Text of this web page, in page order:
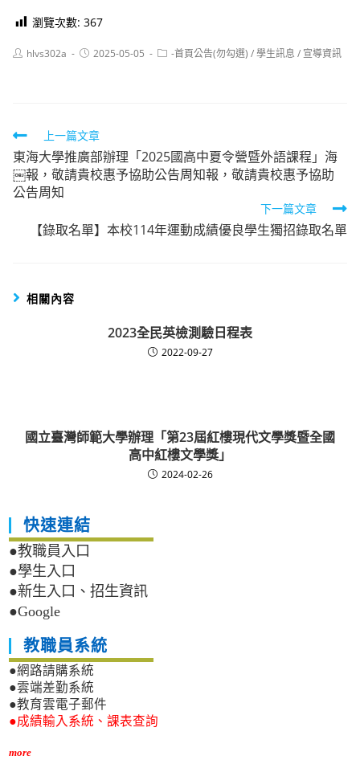
瀏覽次數: 367
Posthlvs302a
Post2025-05-05
Post-首頁公告(勿勾選) /學生訊息 / 宣導資訊
Read
more
articles
上一篇文章
東海大學推廣部辦理「2025國高中夏令營暨外語課程」海
￼報，敬請貴校惠予協助公告周知報，敬請貴校惠予協助
公告周知
下一篇文章
【錄取名單】本校114年運動成績優良學生獨招錄取名單
相關內容
2023全民英檢測驗日程表
2022-09-27
國立臺灣師範大學辦理「第23屆紅樓現代文學獎暨全國
高中紅樓文學獎」
2024-02-26
快速連結
●教職員入口
●學生入口
●新生入口、招生資訊
●Google
教職員系統
●網路請購系統
●雲端差勤系統
●教育雲電子郵件
●成績輸入系統、課表查詢
more